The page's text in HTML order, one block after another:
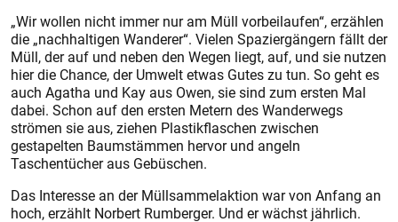
„Wir wollen nicht immer nur am Müll vorbeilaufen“, erzählen
die „nachhaltigen Wanderer“. Vielen Spaziergängern fällt der
Müll, der auf und neben den Wegen liegt, auf, und sie nutzen
hier die Chance, der Umwelt etwas Gutes zu tun. So geht es
auch Agatha und Kay aus Owen, sie sind zum ersten Mal
dabei. Schon auf den ersten Metern des Wanderwegs
strömen sie aus, ziehen Plastikflaschen zwischen
gestapelten Baumstämmen hervor und angeln
Taschentücher aus Gebüschen.
Das Interesse an der Müllsammelaktion war von Anfang an
hoch, erzählt Norbert Rumberger. Und er wächst jährlich.